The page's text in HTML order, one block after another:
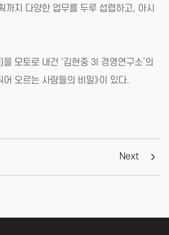
지 다양한 업무를 두루 섭렵하고, 아시
모토로 내건 ‘김현중 3I 경영연구소’의
오르는 사람들의 비밀》이 있다.
Next